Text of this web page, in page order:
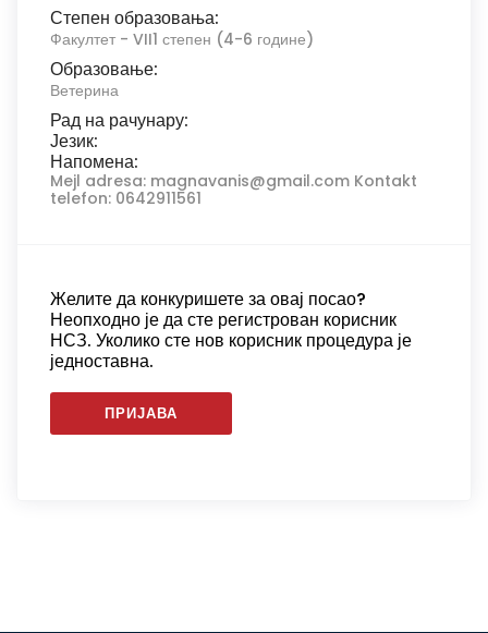
Степен образовања:
Факултет - VII1 степен (4-6 године)
Образовање:
Ветерина
Рад на рачунару:
Језик:
Напомена:
Mejl adresa: magnavanis@gmail.com Kontakt
telefon: 0642911561
Желите да конкуришете за овај посао?
Неопходно је да сте регистрован корисник
НСЗ. Уколико сте нов корисник процедура је
једноставна.
ПРИЈАВА